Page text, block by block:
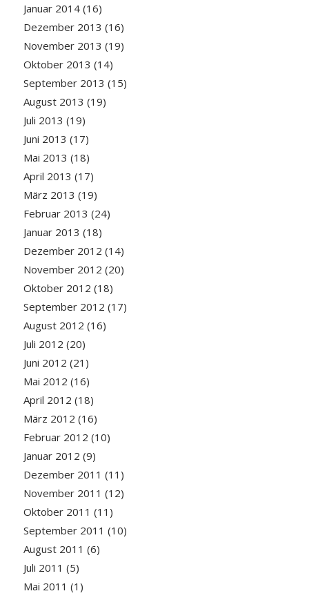
Januar 2014(16)
Dezember 2013 (16)
November 2013 (19)
Oktober 2013 (14)
September 2013 (15)
August 2013 (19)
Juli 2013 (19)
Juni 2013 (17)
Mai 2013 (18)
April 2013 (17)
März 2013 (19)
Februar 2013 (24)
Januar 2013 (18)
Dezember 2012 (14)
November 2012 (20)
Oktober 2012 (18)
September 2012 (17)
August 2012 (16)
Juli 2012 (20)
Juni 2012 (21)
Mai 2012 (16)
April 2012 (18)
März 2012 (16)
Februar 2012 (10)
Januar 2012 (9)
Dezember 2011 (11)
November 2011 (12)
Oktober 2011 (11)
September 2011 (10)
August 2011 (6)
Juli 2011 (5)
Mai 2011 (1)